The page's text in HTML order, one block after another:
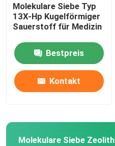
Chemische Hilfsstoffe
Molekulare Siebe Typ
13X-Hp Kugelförmiger
Sauerstoff für Medizin
Bestpreis
Kontakt
Molekulare Siebe Zeolith